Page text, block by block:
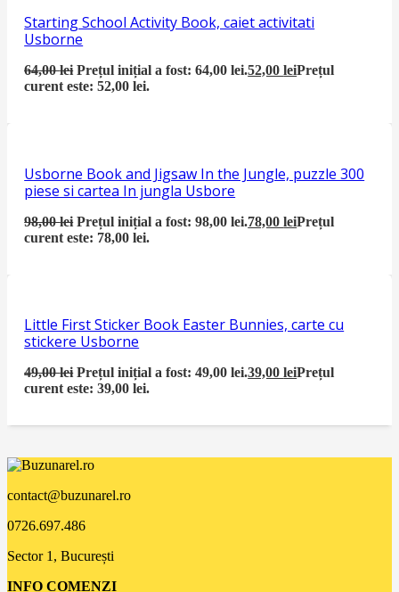
Starting School Activity Book, caiet activitati
Usborne
64,00lei Prețul inițial a fost: 64,00 lei.52,00leiPrețul
curent este: 52,00 lei.
Usborne Book and Jigsaw In the Jungle, puzzle 300
piese si cartea In jungla Usbore
98,00lei Prețul inițial a fost: 98,00 lei.78,00leiPrețul
curent este: 78,00 lei.
Little First Sticker Book Easter Bunnies, carte cu
stickere Usborne
49,00lei Prețul inițial a fost: 49,00 lei.39,00leiPrețul
curent este: 39,00 lei.
contact@buzunarel.ro
0726.697.486
Sector 1, București
INFO COMENZI